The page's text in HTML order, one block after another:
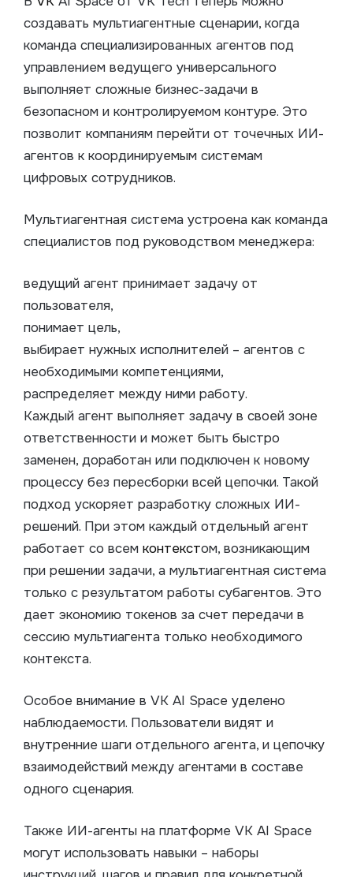
создавать мультиагентные сценарии, когда
команда специализированных агентов под
управлением ведущего универсального
выполняет сложные бизнес-задачи в
безопасном и контролируемом контуре. Это
позволит компаниям перейти от точечных ИИ-
агентов к координируемым системам
цифровых сотрудников.
Мультиагентная система устроена как команда
специалистов под руководством менеджера:
ведущий агент принимает задачу от
пользователя,
понимает цель,
выбирает нужных исполнителей – агентов с
необходимыми компетенциями,
распределяет между ними работу.
Каждый агент выполняет задачу в своей зоне
ответственности и может быть быстро
заменен, доработан или подключен к новому
процессу без пересборки всей цепочки. Такой
подход ускоряет разработку сложных ИИ-
решений. При этом каждый отдельный агент
работает со всем контекстом, возникающим
при решении задачи, а мультиагентная система
только с результатом работы субагентов. Это
дает экономию токенов за счет передачи в
сессию мультиагента только необходимого
контекста.
Особое внимание в VK AI Space уделено
наблюдаемости. Пользователи видят и
внутренние шаги отдельного агента, и цепочку
взаимодействий между агентами в составе
одного сценария.
Также ИИ-агенты на платформе VK AI Space
могут использовать навыки – наборы